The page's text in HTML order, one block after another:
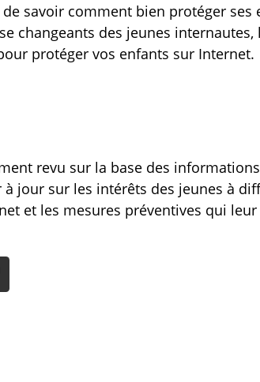
savoir comment bien protéger ses
changeants des jeunes
protéger vos enfants sur Internet.
revu sur la base des
jour sur les intérêts des jeunes à
et les mesures préventives qui